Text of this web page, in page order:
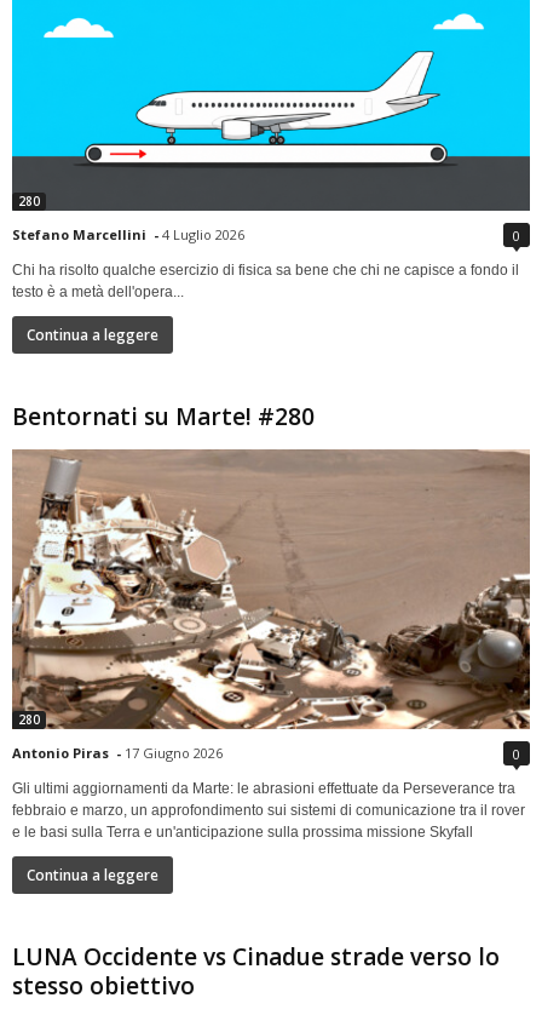
280
Stefano Marcellini - 4 Luglio 2026 0
Chi ha risolto qualche esercizio di fisica sa bene che chi ne capisce a fondo il
testo è a metà dell'opera...
Continua a leggere
Bentornati su Marte! #280
280
Antonio Piras - 17 Giugno 2026 0
Gli ultimi aggiornamenti da Marte: le abrasioni effettuate da Perseverance tra
febbraio e marzo, un approfondimento sui sistemi di comunicazione tra il rover
e le basi sulla Terra e un'anticipazione sulla prossima missione Skyfall
Continua a leggere
LUNA Occidente vs Cinadue strade verso lo
stesso obiettivo